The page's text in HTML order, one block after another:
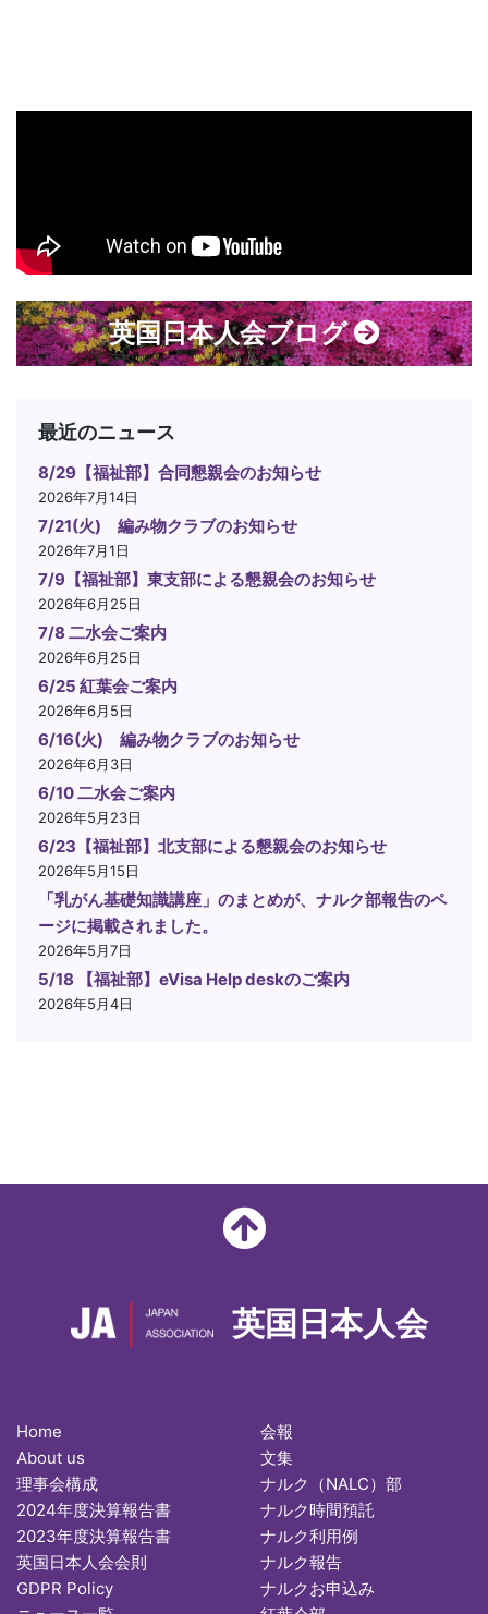
英国日本人会ブログ
最近のニュース
8/29【福祉部】合同懇親会のお知らせ
2026年7月14日
7/21(火) 編み物クラブのお知らせ
2026年7月1日
7/9【福祉部】東支部による懇親会のお知らせ
2026年6月25日
7/8 二水会ご案内
2026年6月25日
6/25 紅葉会ご案内
2026年6月5日
6/16(火) 編み物クラブのお知らせ
2026年6月3日
6/10 二水会ご案内
2026年5月23日
6/23【福祉部】北支部による懇親会のお知らせ
2026年5月15日
「乳がん基礎知識講座」のまとめが、ナルク部報告のペ
ージに掲載されました。
2026年5月7日
5/18 【福祉部】eVisa Help deskのご案内
2026年5月4日
英国日本人会
Home
About us
理事会構成
2024年度決算報告書
2023年度決算報告書
英国日本人会会則
GDPR Policy
会報
文集
ナルク（NALC）部
ナルク時間預託
ナルク利用例
ナルク報告
ナルクお申込み